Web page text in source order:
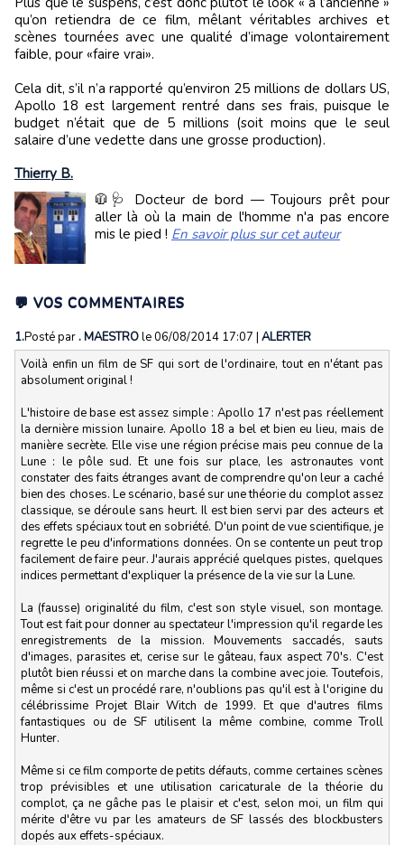
qu’on retiendra de ce film, mêlant véritables archives et
scènes tournées avec une qualité d’image volontairement
faible, pour «faire vrai».
Cela dit, s’il n’a rapporté qu’environ 25 millions de dollars US,
Apollo 18 est largement rentré dans ses frais, puisque le
budget n’était que de 5 millions (soit moins que le seul
salaire d’une vedette dans une grosse production).
Thierry B.
🧥🩺 Docteur de bord — Toujours prêt pour
aller là où la main de l'homme n'a pas encore
mis le pied ! En savoir plus sur cet auteur
💬 VOS COMMENTAIRES
1.Posté par . MAESTROle 06/08/2014 17:07 | ALERTER
Voilà enfin un film de SF qui sort de l'ordinaire, tout en n'étant pas
absolument original !
L'histoire de base est assez simple : Apollo 17 n'est pas réellement
la dernière mission lunaire. Apollo 18 a bel et bien eu lieu, mais de
manière secrète. Elle vise une région précise mais peu connue de la
Lune : le pôle sud. Et une fois sur place, les astronautes vont
constater des faits étranges avant de comprendre qu'on leur a caché
bien des choses. Le scénario, basé sur une théorie du complot assez
classique, se déroule sans heurt. Il est bien servi par des acteurs et
des effets spéciaux tout en sobriété. D'un point de vue scientifique, je
regrette le peu d'informations données. On se contente un peut trop
facilement de faire peur. J'aurais apprécié quelques pistes, quelques
indices permettant d'expliquer la présence de la vie sur la Lune.
La (fausse) originalité du film, c'est son style visuel, son montage.
Tout est fait pour donner au spectateur l'impression qu'il regarde les
enregistrements de la mission. Mouvements saccadés, sauts
d'images, parasites et, cerise sur le gâteau, faux aspect 70's. C'est
plutôt bien réussi et on marche dans la combine avec joie. Toutefois,
même si c'est un procédé rare, n'oublions pas qu'il est à l'origine du
célébrissime Projet Blair Witch de 1999. Et que d'autres films
fantastiques ou de SF utilisent la même combine, comme Troll
Hunter.
Même si ce film comporte de petits défauts, comme certaines scènes
trop prévisibles et une utilisation caricaturale de la théorie du
complot, ça ne gâche pas le plaisir et c'est, selon moi, un film qui
mérite d'être vu par les amateurs de SF lassés des blockbusters
dopés aux effets-spéciaux.